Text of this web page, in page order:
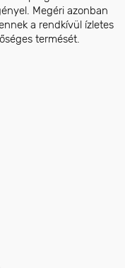
Megéri azonban
a rendkívül ízletes
termését.